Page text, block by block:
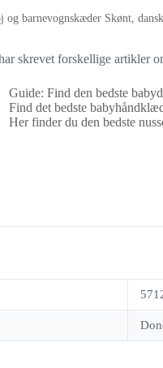
og barnevognskæder Skønt,
skrevet forskellige artikler
Guide: Find den bedste
Find det bedste
Her finder du den bedste